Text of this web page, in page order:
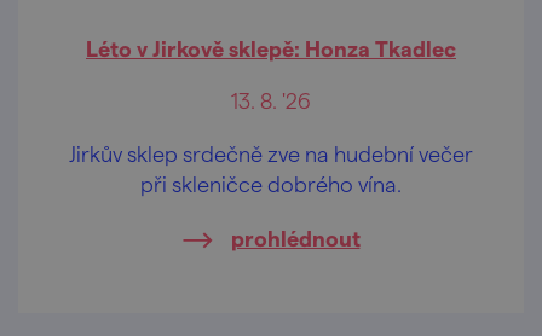
Léto v Jirkově sklepě: Honza Tkadlec
13. 8. '26
Jirkův sklep srdečně zve na hudební večer
při skleničce dobrého vína.
prohlédnout